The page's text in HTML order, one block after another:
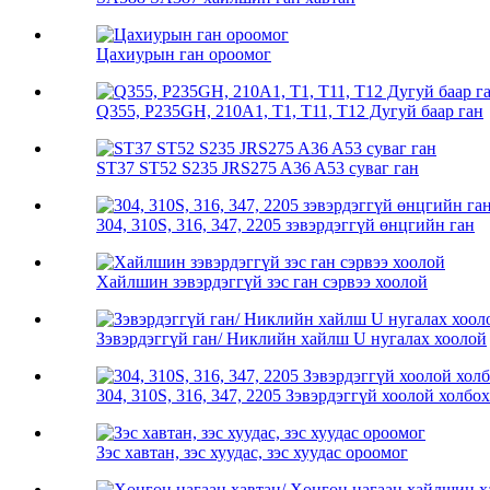
Цахиурын ган ороомог
Q355, P235GH, 210A1, T1, T11, T12 Дугуй баар ган
ST37 ST52 S235 JRS275 A36 A53 суваг ган
304, 310S, 316, 347, 2205 зэвэрдэггүй өнцгийн ган
Хайлшин зэвэрдэггүй зэс ган сэрвээ хоолой
Зэвэрдэггүй ган/ Никлийн хайлш U нугалах хоолой
304, 310S, 316, 347, 2205 Зэвэрдэггүй хоолой
Зэс хавтан, зэс хуудас, зэс хуудас ороомог